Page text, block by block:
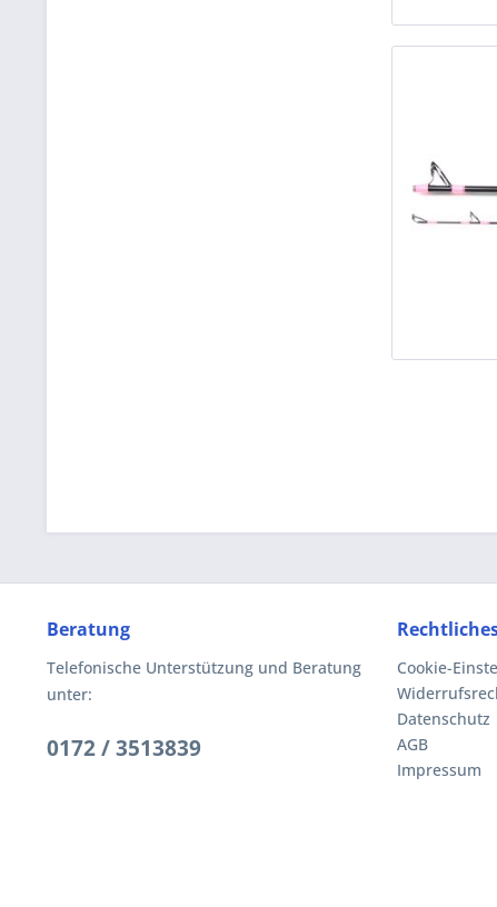
Beratung
Telefonische Unterstützung und Beratung
unter:
0172 / 3513839
Cookie-
Datenschutz
AGB
Impressum